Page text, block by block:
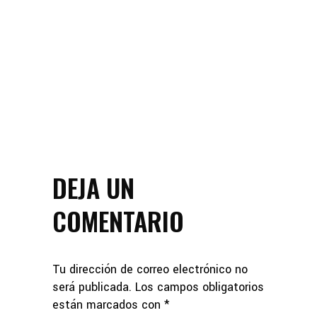
DEJA UN
COMENTARIO
Tu dirección de correo electrónico no
será publicada. Los campos obligatorios
están marcados con *